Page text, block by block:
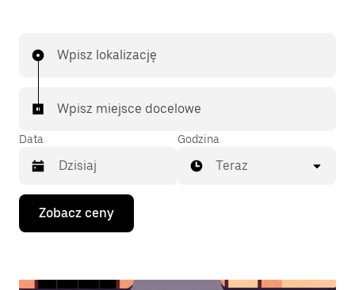
Wpisz lokalizację
Wpisz miejsce docelowe
Data
Naciśnij
klawisz
strzałki
Godzina
Teraz
Zobacz ceny